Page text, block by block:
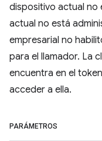
dispositivo actual no
actual no está
empresarial no
para el llamador. La
encuentra en el token
acceder a ella.
PARÁMETROS